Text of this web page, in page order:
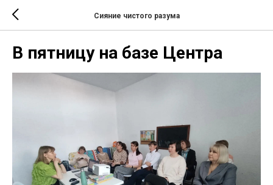
Сияние чистого разума
В пятницу на базе Центра